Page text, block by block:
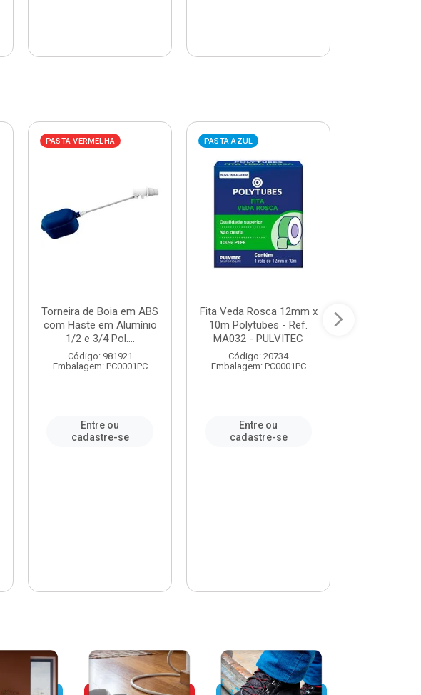
PASTA VERMELHA
Torneira de Boia em ABS
com Haste em Alumínio
1/2 e 3/4 Pol....
Código: 981921
Embalagem: PC0001PC
Entre ou
cadastre-se
PASTA AZUL
Fita Veda Rosca 12mm x
10m Polytubes - Ref.
MA032 - PULVITEC
Código: 20734
Embalagem: PC0001PC
Entre ou
cadastre-se